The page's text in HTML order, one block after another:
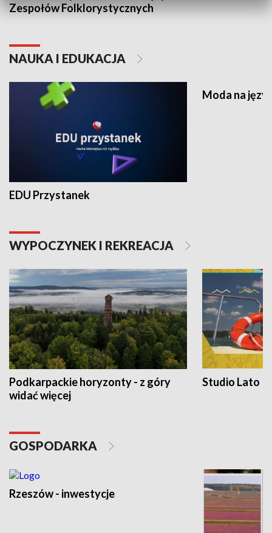
Zespołów Folklorystycznych
NAUKA I EDUKACJA
EDU Przystanek
Moda na
WYPOCZYNEK I REKREACJA
Podkarpackie horyzonty - z góry
widać więcej
Studio Lato
GOSPODARKA
Rzeszów - inwestycje